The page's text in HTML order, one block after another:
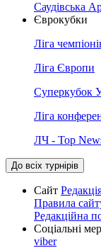
Саудівська
Єврокубки
Ліга
Ліга Європи
Суперкубок
Ліга
ЛЧ - Top
До всіх турнірів
Сайт
Правила
Редакційна
Соціальні
viber